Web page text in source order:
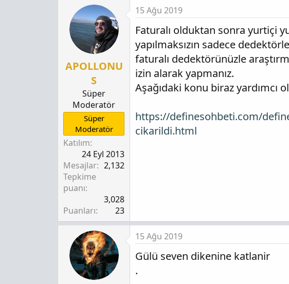
APOLLONU
S
Süper
Moderatör
Süper
Moderatör
Katılım
24 Eyl 2013
Mesajlar
2,132
Tepkime
puanı
3,028
Puanları
23
15 Ağu 2019
Faturalı olduktan sonra yurtiçi
yapılmaksızın sadece
faturalı dedektörünüzle
izin alarak yapmanız.
Aşağıdaki konu biraz yardımcı
https://definesohbeti.com/
cikarildi.html
15 Ağu 2019
Gülü seven dikenine katlanir
.